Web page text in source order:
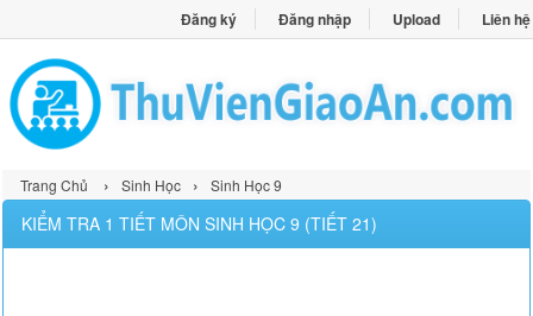
Đăng ký Đăng nhập Upload Liên hệ
Trang Chủ › Sinh Học › Sinh Học 9
KIỂM TRA 1 TIẾT MÔN SINH HỌC 9 (TIẾT 21)